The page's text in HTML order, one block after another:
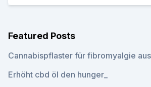
Featured Posts
Cannabispflaster für fibromyalgie
Erhöht cbd öl den hunger_